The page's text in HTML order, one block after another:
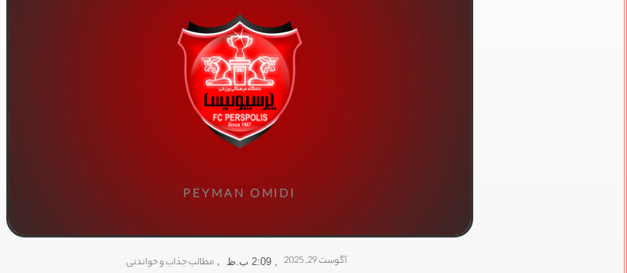
PEYMAN OMIDI
آگوست 29, 2025 , 2:09 ب.ظ مطالب جذاب و خواندنی